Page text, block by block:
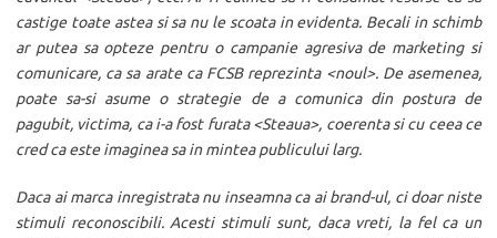
castige toate astea si sa nu le scoata in evidenta. Becali in schimb
ar putea sa opteze pentru o campanie agresiva de marketing si
comunicare, ca sa arate ca FCSB reprezinta <noul>. De asemenea,
poate sa-si asume o strategie de a comunica din postura de
pagubit, victima, ca i-a fost furata <Steaua>, coerenta si cu ceea ce
cred ca este imaginea sa in mintea publicului larg.
Daca ai marca inregistrata nu inseamna ca ai brand-ul, ci doar niste
stimuli reconoscibili. Acesti stimuli sunt, daca vreti, la fel ca un